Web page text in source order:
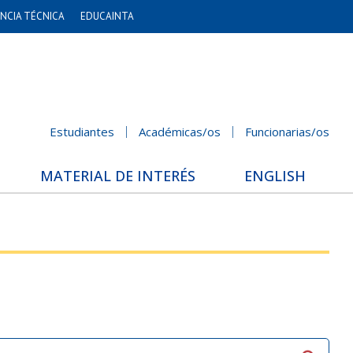
TÉCNICA EDUCAINTA
Estudiantes Académicas/os Funcionarias/os
MATERIAL DE INTERÉS ENGLISH